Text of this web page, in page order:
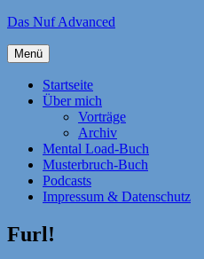
Zum
springen
Das Nuf Advanced
Menü
Startseite
Über mich
Vorträge
Archiv
Mental Load-Buch
Musterbruch-Buch
Podcasts
Impressum & Datenschutz
Furl!